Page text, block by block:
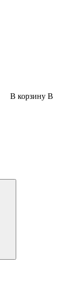
В корзину В